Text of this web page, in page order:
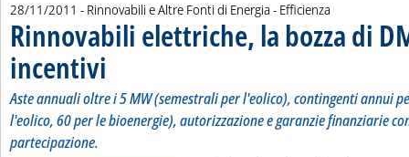
28/11/2011 - Rinnovabili e Altre Fonti di Energia - Efficienza
Rinnovabili elettriche, la bozza di
incentivi
Aste annuali oltre i 5 MW (semestrali per l'eolico), contingenti annui
l'eolico, 60 per le bioenergie), autorizzazione e garanzie finanziarie
partecipazione.